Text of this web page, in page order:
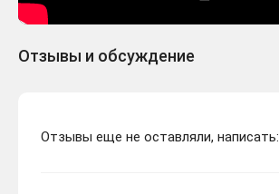
Отзывы и обсуждение
Отзывы еще не оставляли, написать: